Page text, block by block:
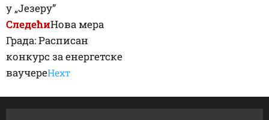
у „Језеру”
СледећиНова мера
Града: Расписан
конкурс за енергетске
ваучереНеxт